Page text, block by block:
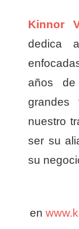
Kinnor
dedica
años
grandes
nuestro
ser su
su
en